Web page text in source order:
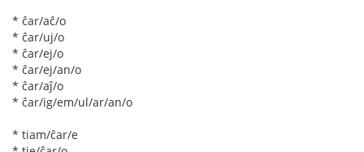
* ĉar/aĉ/o
* ĉar/uj/o
* ĉar/ej/o
* ĉar/ej/an/o
* ĉar/aĵ/o
* ĉar/ig/em/ul/ar/an/o
* tiam/ĉar/e